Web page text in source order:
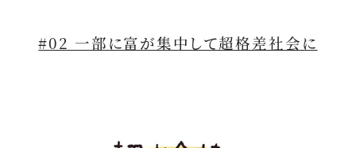
#02 一部に富が集中して超格差社会に